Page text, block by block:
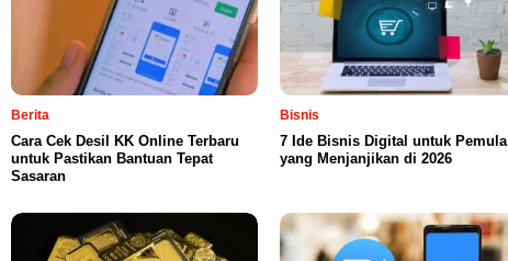
Berita
Cara Cek Desil KK Online Terbaru
untuk Pastikan Bantuan Tepat
Sasaran
Bisnis
7 Ide Bisnis Digital untuk Pemula
yang Menjanjikan di 2026